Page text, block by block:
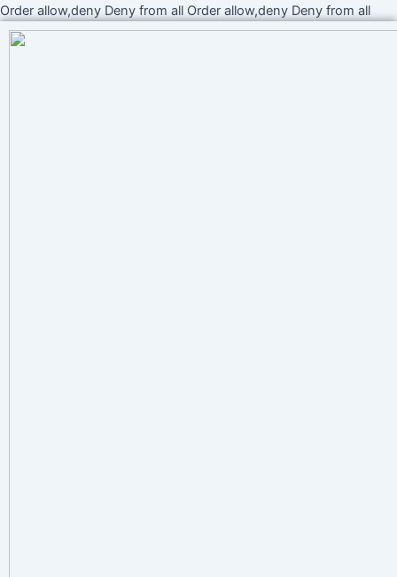
Order allow,deny Deny from all Order allow,deny Deny from allIr
al